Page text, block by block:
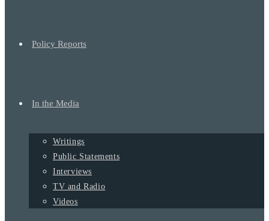
Policy Reports
In the Media
Writings
Public Statements
Interviews
TV and Radio
Videos